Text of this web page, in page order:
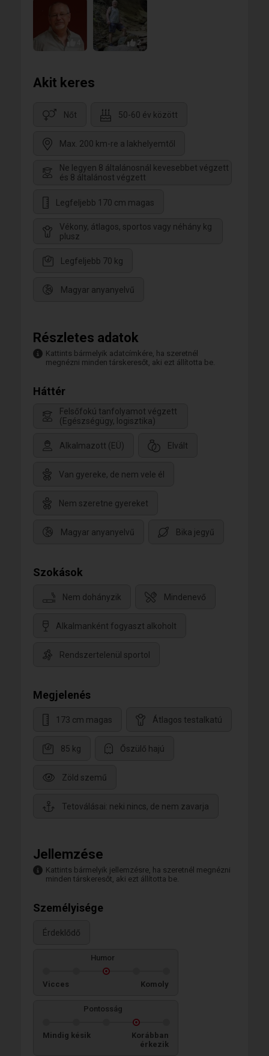
2
Akit keres
Nőt 50-60 év között
Max. 200 km-re a lakhelyemtől
Ne legyen 8 általánosnál kevesebbet végzett
és 8 általánost végzett
Legfeljebb 170 cm magas
Vékony, átlagos, sportos vagy néhány kg
plusz
Legfeljebb 70 kg
Magyar anyanyelvű
Részletes adatok
Kattints bármelyik adatcímkére, ha szeretnél
megnézni minden társkeresőt, aki ezt állította be.
Háttér
Felsőfokú tanfolyamot végzett
(Egészségügy, logisztika)
Alkalmazott (EÜ) Elvált
Van gyereke, de nem vele él
Nem szeretne gyereket
Magyar anyanyelvű Bika jegyű
Szokások
Nem dohányzik Mindenevő
Alkalmanként fogyaszt alkoholt
Rendszertelenül sportol
Megjelenés
173 cm magas Átlagos testalkatú
85 kg Őszülő hajú
Zöld szemű
Tetoválásai: neki nincs, de nem zavarja
Jellemzése
Kattints bármelyik jellemzésre, ha szeretnél megnézni
minden társkeresőt, aki ezt állította be.
Személyisége
Érdeklődő
Humor
Vicces Komoly
Pontosság
Mindig késik
Korábban
érkezik